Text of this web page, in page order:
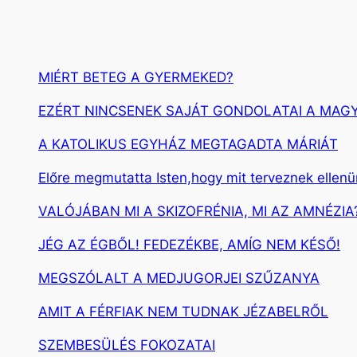
MIÉRT BETEG A GYERMEKED?
EZÉRT NINCSENEK SAJÁT GONDOLATAI A
A KATOLIKUS EGYHÁZ MEGTAGADTA MÁRIÁT
Előre megmutatta Isten,hogy mit terveznek
VALÓJÁBAN MI A SKIZOFRÉNIA, MI AZ
JÉG AZ ÉGBŐL! FEDEZÉKBE, AMÍG NEM KÉSŐ!
MEGSZÓLALT A MEDJUGORJEI SZŰZANYA
AMIT A FÉRFIAK NEM TUDNAK JÉZABELRŐL
SZEMBESÜLÉS FOKOZATAI